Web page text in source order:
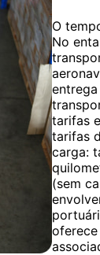
O
No
tarifas
tarifas
carga:
(sem